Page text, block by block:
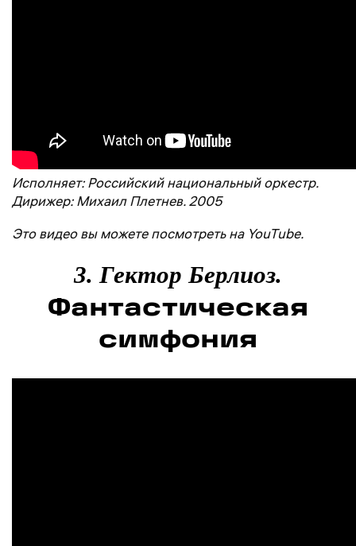
Исполняет: Российский национальный оркестр.
Дирижер: Михаил Плетнев. 2005
Это видео вы можете посмотреть на YouTube.
3. Гектор Берлиоз.
Фантастическая
симфония